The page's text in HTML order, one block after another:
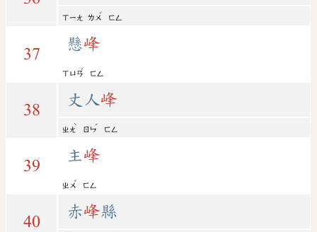
ㄒㄧㄤ ㄌㄨ
ˊ
ㄈㄥ
37
懸峰
ㄒㄩㄢ
ˊ
ㄈㄥ
38
丈人峰
ㄓㄤ
ˋ
ㄖㄣ
ˊ
ㄈㄥ
39
主峰
ㄓㄨ
ˇ
ㄈㄥ
40
赤峰縣